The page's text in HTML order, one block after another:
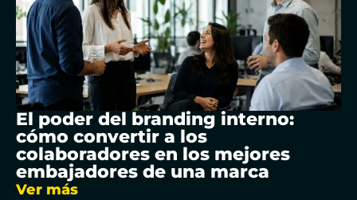
El poder del branding interno:
cómo convertir a los
colaboradores en los mejores
embajadores de una marca
Ver más